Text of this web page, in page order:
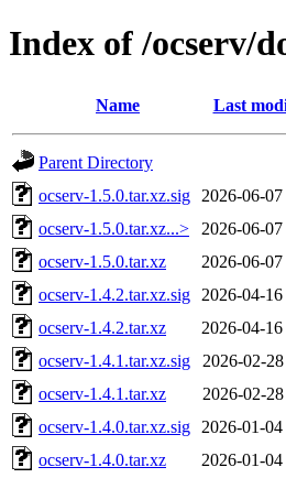
Index of /ocserv/
Name Last
Parent Directory
ocserv-1.5.0.tar.xz.sig
2026-06-
ocserv-1.5.0.tar.xz...>
2026-06-
ocserv-1.5.0.tar.xz
2026-06-
ocserv-1.4.2.tar.xz.sig
2026-04-
ocserv-1.4.2.tar.xz
2026-04-
ocserv-1.4.1.tar.xz.sig
2026-02-
ocserv-1.4.1.tar.xz
2026-02-
ocserv-1.4.0.tar.xz.sig
2026-01-
ocserv-1.4.0.tar.xz
2026-01-